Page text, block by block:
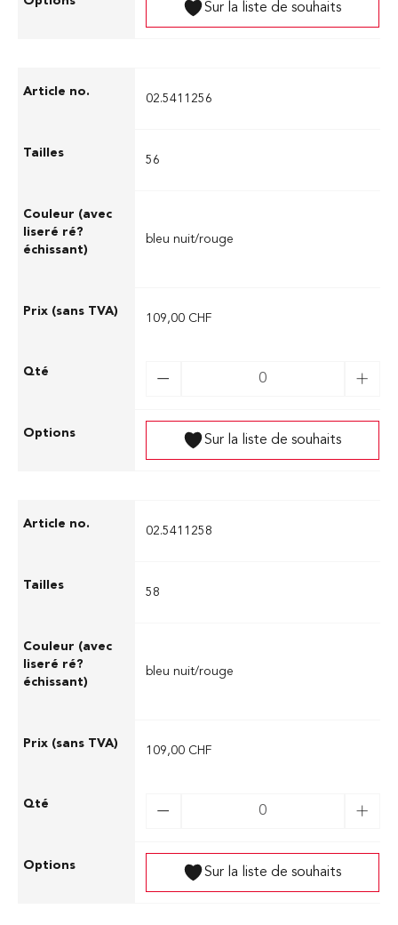
Sur la liste de souhaits
02.5411256
56
bleu nuit/rouge
109,00 CHF
Sur la liste de souhaits
02.5411258
58
bleu nuit/rouge
109,00 CHF
Sur la liste de souhaits